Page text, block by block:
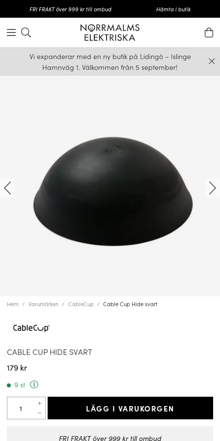
FRI FRAKT över 999 kr till ombud Hämta i butik
Vi expanderar med en ny butik på Lidingö – Islinge
Hamnväg 1. Välkommen från 5 september!
Hem Varumärken CableCup Cable Cup Hide svart
CABLE CUP HIDE SVART
179 kr
9 st
LÄGG I VARUKORGEN
FRI FRAKT över 999 kr till ombud